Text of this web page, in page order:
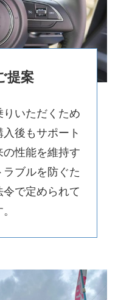
提案
いただくため
後もサポート
性能を維持す
ブルを防ぐた
で定められて